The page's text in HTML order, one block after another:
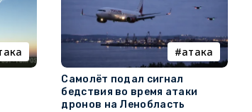
атака
Самолёт подал сигнал
бедствия во время атаки
дронов на Ленобласть